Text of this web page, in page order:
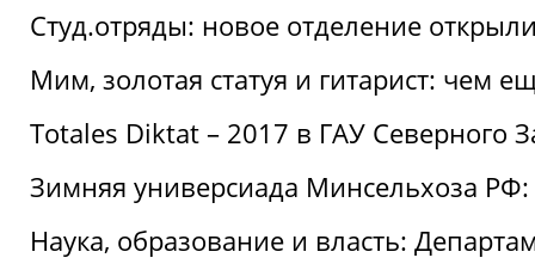
Студ.отряды: новое отделение
Мим, золотая статуя и гитарист: чем
Totales Diktat – 2017 в ГАУ Северного
Зимняя универсиада Минсельхоза
Наука, образование и власть: